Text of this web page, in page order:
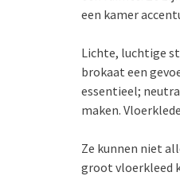
een kamer
Lichte, luchtige
brokaat een
essentieel;
maken.
Ze kunnen niet
groot vloerkleed